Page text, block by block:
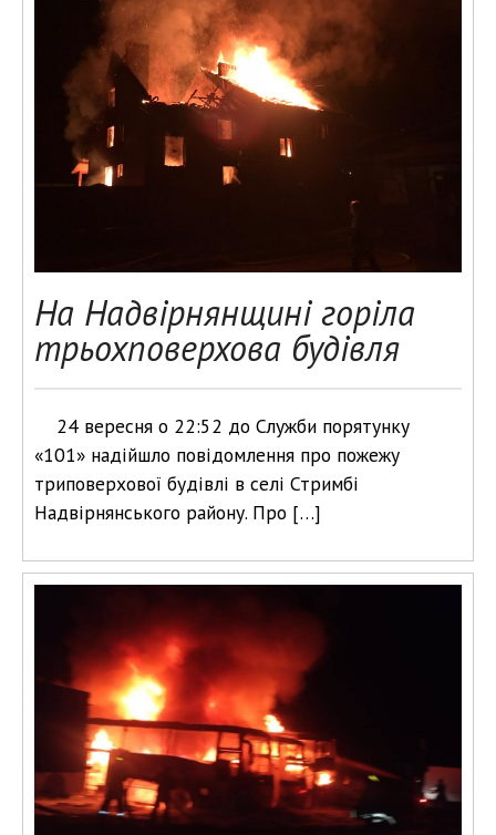
На Надвірнянщині горіла
трьохповерхова будівля
24 вересня о 22:52 до Служби порятунку
«101» надійшло повідомлення про пожежу
триповерхової будівлі в селі Стримбі
Надвірнянського району. Про […]